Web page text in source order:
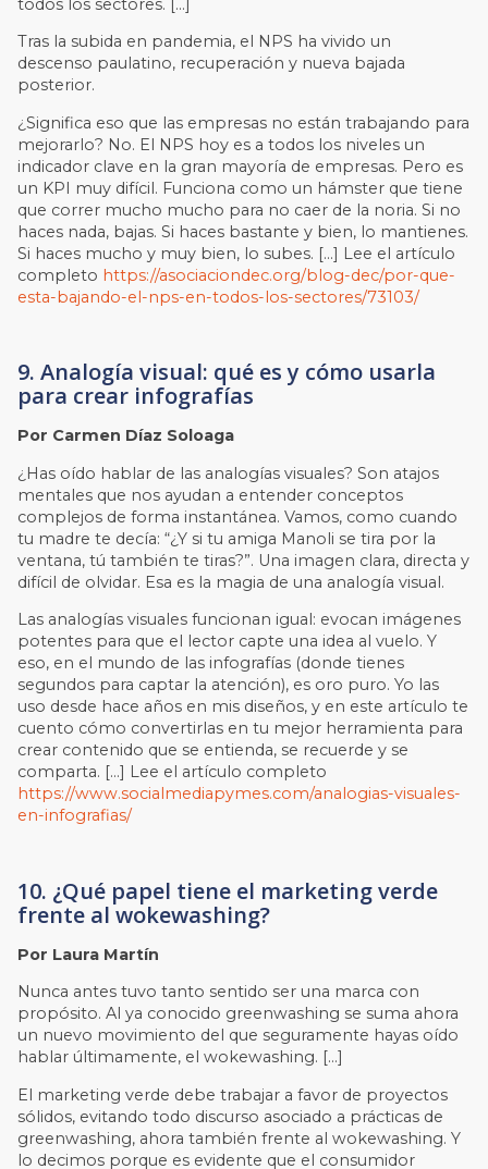
todos los sectores. […]
Tras la subida en pandemia, el NPS ha vivido un
descenso paulatino, recuperación y nueva bajada
posterior.
¿Significa eso que las empresas no están trabajando para
mejorarlo? No. El NPS hoy es a todos los niveles un
indicador clave en la gran mayoría de empresas. Pero es
un KPI muy difícil. Funciona como un hámster que tiene
que correr mucho mucho para no caer de la noria. Si no
haces nada, bajas. Si haces bastante y bien, lo mantienes.
Si haces mucho y muy bien, lo subes. […] Lee el artículo
completo https://asociaciondec.org/blog-dec/por-que-
esta-bajando-el-nps-en-todos-los-sectores/73103/
9. Analogía visual: qué es y cómo usarla
para crear infografías
Por Carmen Díaz Soloaga
¿Has oído hablar de las analogías visuales? Son atajos
mentales que nos ayudan a entender conceptos
complejos de forma instantánea. Vamos, como cuando
tu madre te decía: “¿Y si tu amiga Manoli se tira por la
ventana, tú también te tiras?”. Una imagen clara, directa y
difícil de olvidar. Esa es la magia de una analogía visual.
Las analogías visuales funcionan igual: evocan imágenes
potentes para que el lector capte una idea al vuelo. Y
eso, en el mundo de las infografías (donde tienes
segundos para captar la atención), es oro puro. Yo las
uso desde hace años en mis diseños, y en este artículo te
cuento cómo convertirlas en tu mejor herramienta para
crear contenido que se entienda, se recuerde y se
comparta. […] Lee el artículo completo
https://www.socialmediapymes.com/analogias-visuales-
en-infografias/
10. ¿Qué papel tiene el marketing verde
frente al wokewashing?
Por Laura Martín
Nunca antes tuvo tanto sentido ser una marca con
propósito. Al ya conocido greenwashing se suma ahora
un nuevo movimiento del que seguramente hayas oído
hablar últimamente, el wokewashing. […]
El marketing verde debe trabajar a favor de proyectos
sólidos, evitando todo discurso asociado a prácticas de
greenwashing, ahora también frente al wokewashing. Y
lo decimos porque es evidente que el consumidor